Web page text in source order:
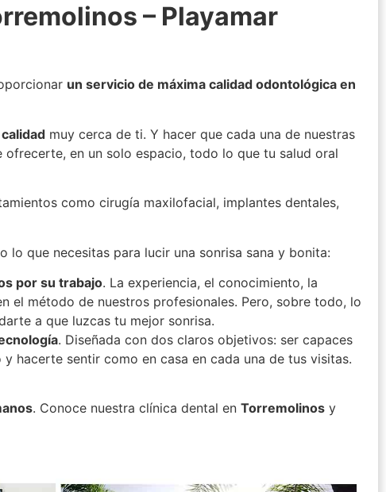
– Playamar
un servicio de máxima calidad odontológica en
muy cerca de ti. Y hacer que cada una de nuestras
en un solo espacio, todo lo que tu salud oral
como cirugía maxilofacial, implantes dentales,
lo que necesitas para lucir una sonrisa sana y bonita:
por su trabajo. La experiencia, el conocimiento, la
el método de nuestros profesionales. Pero, sobre todo, lo
a que luzcas tu mejor sonrisa.
. Diseñada con dos claros objetivos: ser capaces
hacerte sentir como en casa en cada una de tus visitas.
. Conoce nuestra clínica dental enTorremolinos y